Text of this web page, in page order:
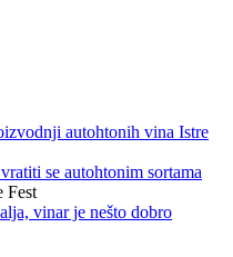
autohtonih vina Istre
se autohtonim sortama
vinar je nešto dobro